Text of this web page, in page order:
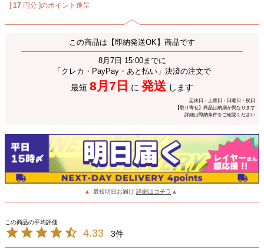
[17 円分 ]のポイント進呈
この商品は【即納発送OK】商品です
8月7日 15:00までに
「クレカ・PayPay・あと払い」決済の注文で
最短 8月7日 に 発送 します
定休日：土曜日・日曜日・祝日
【取り寄せ】商品は納期が異なります
詳細は即納条件をご確認ください
▲ 最短明日お届け 詳細はコチラ ▲
4.33 3